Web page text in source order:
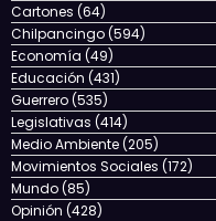
Cartones (64)
Chilpancingo(594)
Economía (49)
Educación (431)
Guerrero(535)
Legislativas (414)
Medio Ambiente(205)
Movimientos Sociales (172)
Mundo(85)
Opinión (428)